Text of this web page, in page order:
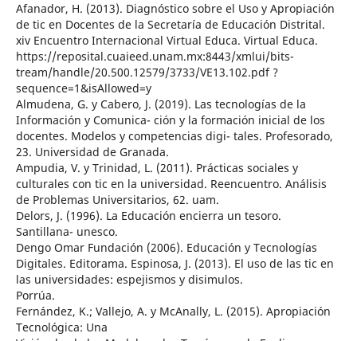
Afanador, H. (2013). Diagnóstico sobre el Uso y Apropiación
de tic en Docentes de la Secretaría de Educación Distrital.
xiv Encuentro Internacional Virtual Educa. Virtual Educa.
https://reposital.cuaieed.unam.mx:8443/xmlui/bits-
tream/handle/20.500.12579/3733/VE13.102.pdf ?
sequence=1&isAllowed=y
Almudena, G. y Cabero, J. (2019). Las tecnologías de la
Información y Comunica- ción y la formación inicial de los
docentes. Modelos y competencias digi- tales. Profesorado,
23. Universidad de Granada.
Ampudia, V. y Trinidad, L. (2011). Prácticas sociales y
culturales con tic en la universidad. Reencuentro. Análisis
de Problemas Universitarios, 62. uam.
Delors, J. (1996). La Educación encierra un tesoro.
Santillana- unesco.
Dengo Omar Fundación (2006). Educación y Tecnologías
Digitales. Editorama. Espinosa, J. (2013). El uso de las tic en
las universidades: espejismos y disimulos.
Porrúa.
Fernández, K.; Vallejo, A. y McAnally, L. (2015). Apropiación
Tecnológica: Una